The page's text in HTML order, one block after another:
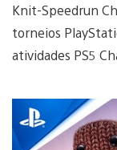
Knit-Speedrun
torneios
atividades PS5